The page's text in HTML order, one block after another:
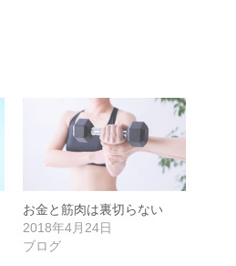
お金と筋肉は裏切らない
2018年4月24日
ブログ